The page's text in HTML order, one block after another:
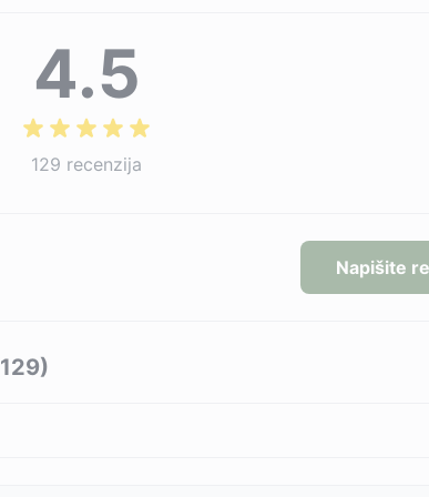
4.5
129 recenzija
Napišite
129)